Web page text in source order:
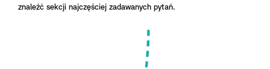
znaleźć sekcji najczęściej zadawanych pytań.